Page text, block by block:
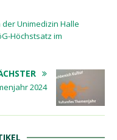
Unimedizin Halle
Höchstsatz im
2024